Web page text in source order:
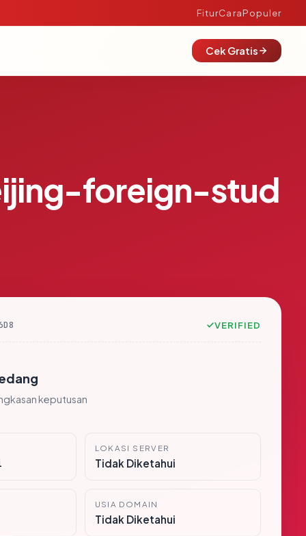
FiturCaraPopuler
Cek Gratis
foreign-stud
VERIFIED
keputusan
LOKASI SERVER
Tidak Diketahui
USIA DOMAIN
Tidak Diketahui